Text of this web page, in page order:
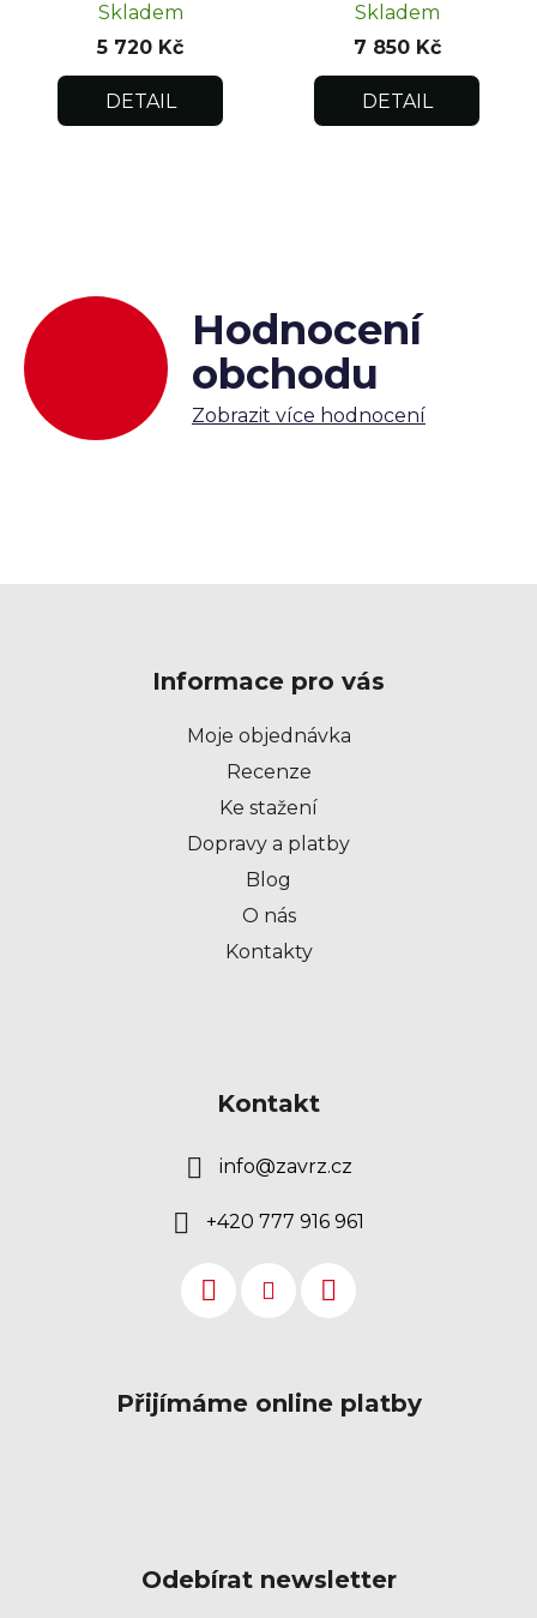
Skladem
5 720 Kč
DETAIL
Skladem
7 850 Kč
DETAIL
Hodnocení
obchodu
Zobrazit více hodnocení
Informace pro vás
Moje objednávka
Recenze
Ke stažení
Dopravy a platby
Blog
O nás
Kontakty
Kontakt
info@zavrz.cz
+420 777 916 961
Přijímáme online platby
Odebírat newsletter